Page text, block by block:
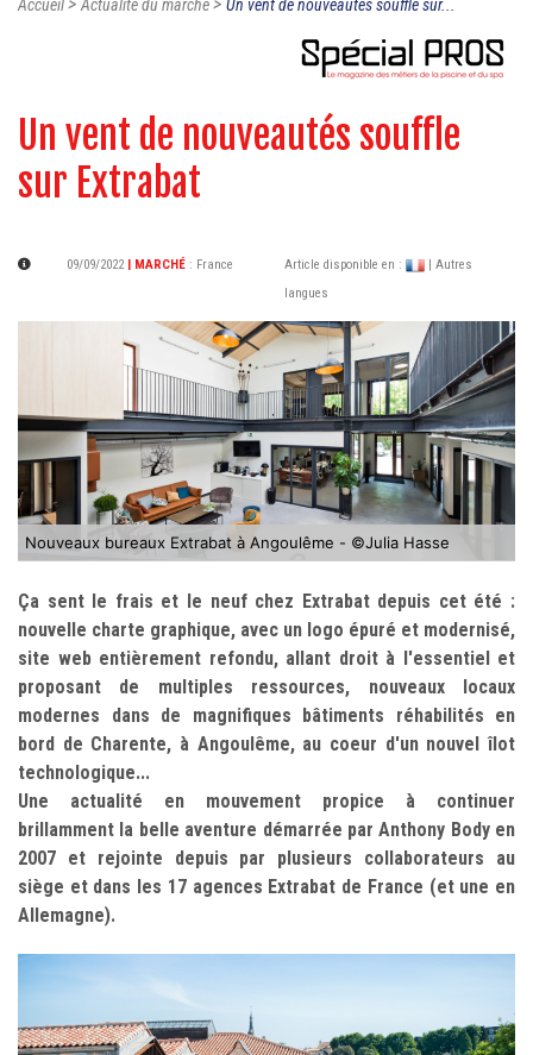
Accueil Actualité du marché Un vent de nouveautés souffle sur...
Un vent de nouveautés souffle
sur Extrabat
09/09/2022 | MARCHÉ : France Article disponible en :
| Autres
langues
Nouveaux bureaux Extrabat à Angoulême - ©Julia Hasse
Ça sent le frais et le neuf chez Extrabat depuis cet été :
nouvelle charte graphique, avec un logo épuré et modernisé,
site web entièrement refondu, allant droit à l'essentiel et
proposant de multiples ressources, nouveaux locaux
modernes dans de magnifiques bâtiments réhabilités en
bord de Charente, à Angoulême, au coeur d'un nouvel îlot
technologique...
Une actualité en mouvement propice à continuer
brillamment la belle aventure démarrée par Anthony Body en
2007 et rejointe depuis par plusieurs collaborateurs au
siège et dans les 17 agences Extrabat de France (et une en
Allemagne).